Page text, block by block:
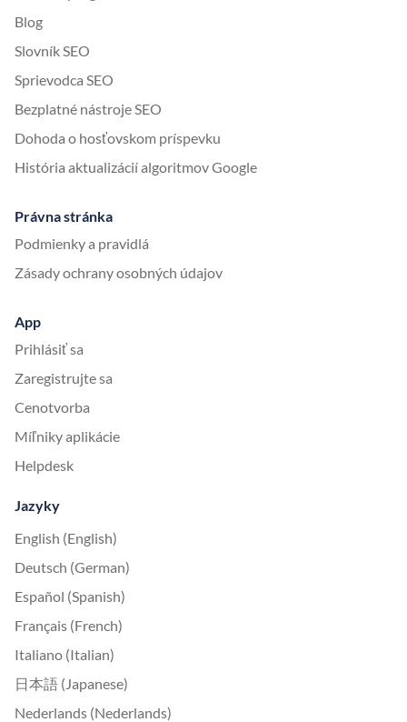
Blog
Slovník SEO
Sprievodca SEO
Bezplatné nástroje SEO
Dohoda o hosťovskom príspevku
História aktualizácií algoritmov Google
Právna stránka
Podmienky a pravidlá
Zásady ochrany osobných údajov
App
Prihlásiť sa
Zaregistrujte sa
Cenotvorba
Míľniky aplikácie
Helpdesk
Jazyky
English (English)
Deutsch (German)
Español (Spanish)
Français (French)
Italiano (Italian)
日本語 (Japanese)
Nederlands (Nederlands)